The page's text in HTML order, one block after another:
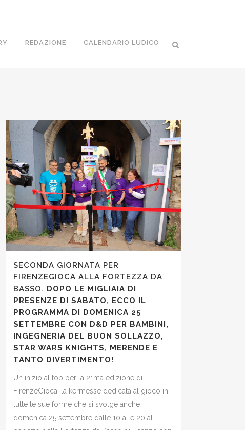
REDAZIONE CALENDARIO LUDICO
SECONDA GIORNATA PER
FIRENZEGIOCA ALLA FORTEZZA DA
BASSO. DOPO LE MIGLIAIA DI
PRESENZE DI SABATO, ECCO IL
PROGRAMMA DI DOMENICA 25
SETTEMBRE CON D&D PER BAMBINI,
INGEGNERIA DEL BUON SOLLAZZO,
STAR WARS KNIGHTS, MERENDE E
TANTO DIVERTIMENTO!
Un inizio al top per la 21ma edizione di
FirenzeGioca, la kermesse dedicata al gioco in
tutte le sue forme che si svolge anche
domenica 25 settembre dalle 10 alle 20 al